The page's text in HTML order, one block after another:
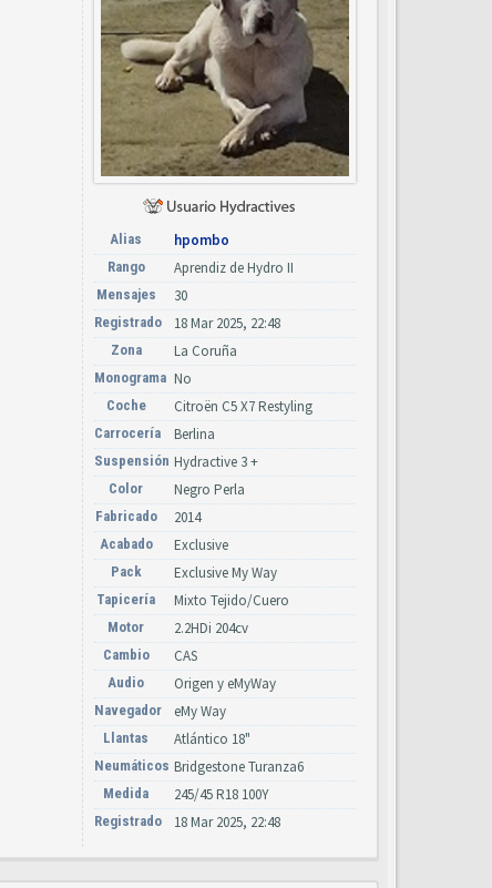
Alias hpombo
Rango Aprendiz de Hydro II
Mensajes 30
Registrado 18 Mar 2025, 22:48
Zona La Coruña
Monograma No
Coche Citroën C5 X7 Restyling
Carrocería Berlina
Suspensión Hydractive 3 +
Color Negro Perla
Fabricado 2014
Acabado Exclusive
Pack Exclusive My Way
Tapicería Mixto Tejido/Cuero
Motor 2.2HDi 204cv
Cambio CAS
Audio Origen y eMyWay
Navegador eMy Way
Llantas Atlántico 18"
Neumáticos Bridgestone Turanza6
Medida 245/45 R18 100Y
Registrado 18 Mar 2025, 22:48